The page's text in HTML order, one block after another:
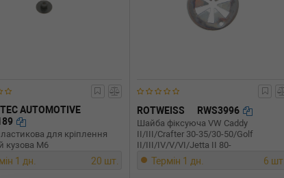
AUTOMOTIVE
для кріплення
кузова M6
1 дн. 20 шт.
ROTWEISS RWS3996
Шайба фіксуюча VW Caddy
II/III/Crafter 30-35/30-50/Golf
II/III/IV/V/VI/Jetta II 80-
Термін 1 дн. 6 шт.